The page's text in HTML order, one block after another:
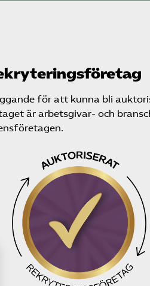
för att kunna bli
är arbetsgivar- och